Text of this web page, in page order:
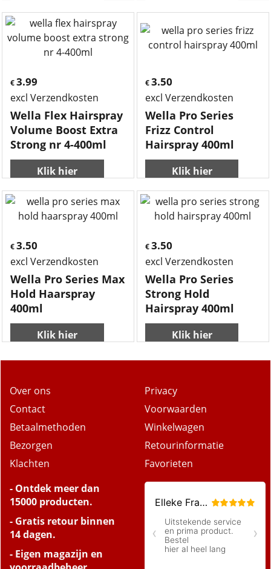
€ 3.99
excl Verzendkosten
Wella Flex Hairspray
Volume Boost Extra
Strong nr 4-400ml
Klik hier
€3.50
excl Verzendkosten
Wella Pro Series
Frizz Control
Hairspray 400ml
Klik hier
€ 3.50
excl Verzendkosten
Wella Pro Series Max
Hold Haarspray
400ml
Klik hier
€3.50
excl Verzendkosten
Wella Pro Series
Strong Hold
Hairspray 400ml
Klik hier
Over ons
Contact
Betaalmethoden
Bezorgen
Klachten
Privacy
Voorwaarden
Winkelwagen
Retourinformatie
Favorieten
- Ontdek meer dan
15000 producten.
- Gratis retour binnen
14 dagen.
- Eigen magazijn en